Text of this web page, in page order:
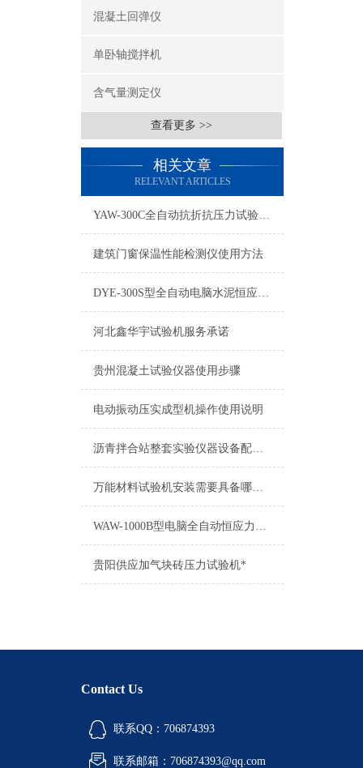
混凝土回弹仪
单卧轴搅拌机
含气量测定仪
查看更多 >>
相关文章
RELEVANT ARTICLES
YAW-300C全自动抗折抗压力试验机详细参数
建筑门窗保温性能检测仪使用方法
DYE-300S型全自动电脑水泥恒应力压力试验机
河北鑫华宇试验机服务承诺
贵州混凝土试验仪器使用步骤
电动振动压实成型机操作使用说明
沥青拌合站整套实验仪器设备配置详单
万能材料试验机安装需要具备哪些要求
WAW-1000B型电脑全自动恒应力材料试验机使用方法
贵阳供应加气块砖压力试验机*
Contact Us
联系QQ：706874393
联系邮箱：706874393@qq.com